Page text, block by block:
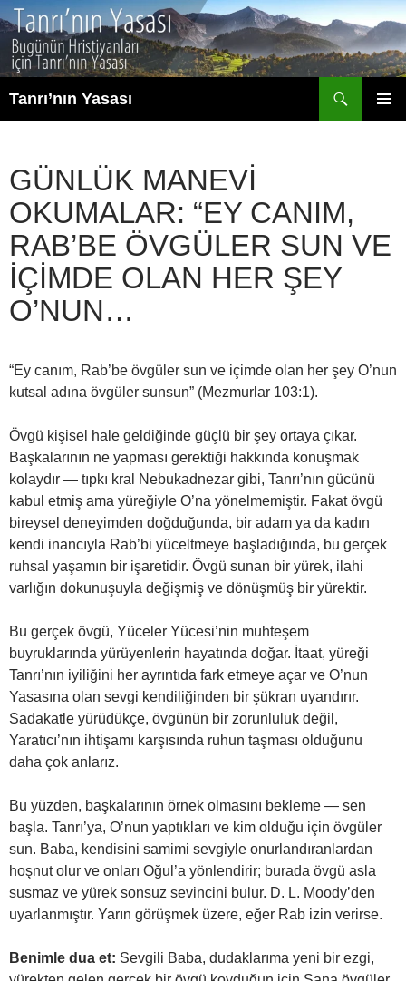
İçeriğe
atla
Tanrı’nın Yasası
GÜNLÜK MANEVI
OKUMALAR: “EY CANIM,
RAB’BE ÖVGÜLER SUN VE
IÇIMDE OLAN HER ŞEY
O’NUN…
“Ey canım, Rab’be övgüler sun ve içimde olan her şey O’nun
kutsal adına övgüler sunsun” (Mezmurlar 103:1).
Övgü kişisel hale geldiğinde güçlü bir şey ortaya çıkar.
Başkalarının ne yapması gerektiği hakkında konuşmak
kolaydır — tıpkı kral Nebukadnezar gibi, Tanrı’nın gücünü
kabul etmiş ama yüreğiyle O’na yönelmemiştir. Fakat övgü
bireysel deneyimden doğduğunda, bir adam ya da kadın
kendi inancıyla Rab’bi yüceltmeye başladığında, bu gerçek
ruhsal yaşamın bir işaretidir. Övgü sunan bir yürek, ilahi
varlığın dokunuşuyla değişmiş ve dönüşmüş bir yürektir.
Bu gerçek övgü, Yüceler Yücesi’nin muhteşem
buyruklarında yürüyenlerin hayatında doğar. İtaat, yüreği
Tanrı’nın iyiliğini her ayrıntıda fark etmeye açar ve O’nun
Yasasına olan sevgi kendiliğinden bir şükran uyandırır.
Sadakatle yürüdükçe, övgünün bir zorunluluk değil,
Yaratıcı’nın ihtişamı karşısında ruhun taşması olduğunu
daha çok anlarız.
Bu yüzden, başkalarının örnek olmasını bekleme — sen
başla. Tanrı’ya, O’nun yaptıkları ve kim olduğu için övgüler
sun. Baba, kendisini samimi sevgiyle onurlandıranlardan
hoşnut olur ve onları Oğul’a yönlendirir; burada övgü asla
susmaz ve yürek sonsuz sevincini bulur. D. L. Moody’den
uyarlanmıştır. Yarın görüşmek üzere, eğer Rab izin verirse.
Benimle dua et: Sevgili Baba, dudaklarıma yeni bir ezgi,